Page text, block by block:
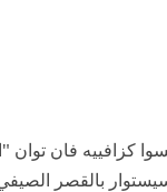
بالقصر